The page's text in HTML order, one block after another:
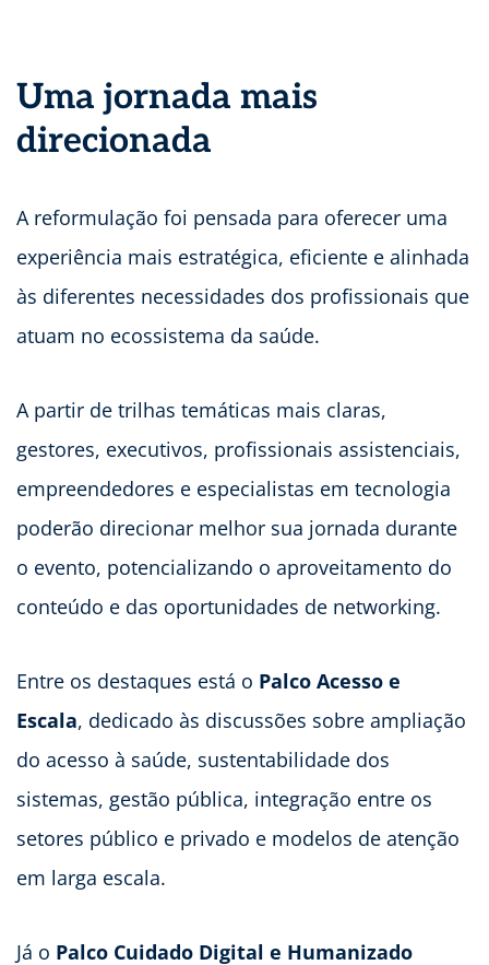
Uma jornada mais
direcionada
A reformulação foi pensada para oferecer uma
experiência mais estratégica, eficiente e alinhada
às diferentes necessidades dos profissionais que
atuam no ecossistema da saúde.
A partir de trilhas temáticas mais claras,
gestores, executivos, profissionais assistenciais,
empreendedores e especialistas em tecnologia
poderão direcionar melhor sua jornada durante
o evento, potencializando o aproveitamento do
conteúdo e das oportunidades de networking.
Entre os destaques está o Palco Acesso e
Escala, dedicado às discussões sobre ampliação
do acesso à saúde, sustentabilidade dos
sistemas, gestão pública, integração entre os
setores público e privado e modelos de atenção
em larga escala.
Já o Palco Cuidado Digital e Humanizado